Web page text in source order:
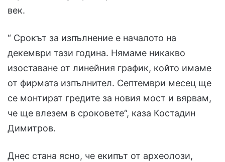
век.
“ Срокът за изпълнение е началото на
декември тази година. Нямаме никакво
изоставане от линейния график, който имаме
от фирмата изпълнител. Септември месец ще
се монтират гредите за новия мост и вярвам,
че ще влезем в сроковете“, каза Костадин
Димитров.
Днес стана ясно, че екипът от археолози,